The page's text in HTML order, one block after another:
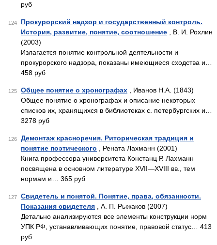
руб
124
Прокурорский надзор и государственный контроль.
История, развитие, понятие, соотношение , В. И. Рохлин
(2003)
Излагается понятие контрольной деятельности и
прокурорского надзора, показаны имеющиеся сходства и…
458 руб
125 Общее понятие о хронографах , Иванов Н.А. (1843)
Общее понятие о хронографах и описание некоторых
списков их, хранящихся в библиотеках с. петербургских и…
3278 руб
126
Демонтаж красноречия. Риторическая традиция и
понятие поэтического , Рената Лахманн (2001)
Книга профессора университета Констанц Р. Лахманн
посвящена в основном литературе XVII—XVIII вв., тем
нормам и… 365 руб
127
Свидетель и понятой. Понятие, права, обязанности.
Показания свидетеля , А. П. Рыжаков (2007)
Детально анализируются все элементы конструкции норм
УПК РФ, устанавливающих понятие, правовой статус… 413
руб